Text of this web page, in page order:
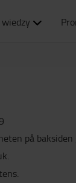
wiedzy
på